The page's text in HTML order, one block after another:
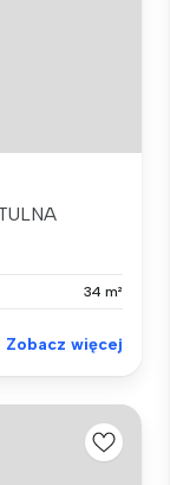
34 m²
Zobacz więcej